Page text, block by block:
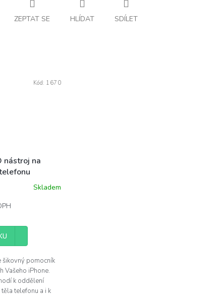
ZEPTAT SE HLÍDAT SDÍLET
nástroj na
Skladem
šikovný pomocník
Vašeho iPhone.
k oddělení
telefonu a i k
Kód: 1670